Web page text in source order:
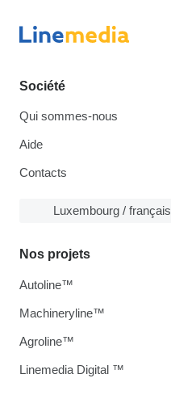
Société
Qui sommes-nous
Aide
Contacts
Luxembourg / français
Nos projets
Autoline™
Machineryline™
Agroline™
Linemedia Digital ™